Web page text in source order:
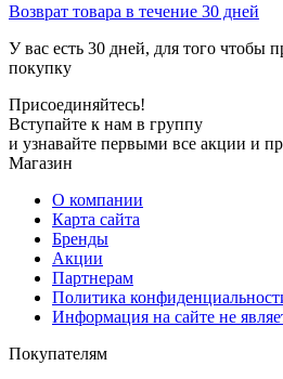
Возврат товара в течение 30 дней
У вас есть 30 дней, для того чтобы
покупку
Присоединяйтесь!
Вступайте к нам в группу
и узнавайте первыми все акции и
Магазин
О компании
Карта сайта
Бренды
Акции
Партнерам
Политика
Информация на сайте не
Покупателям